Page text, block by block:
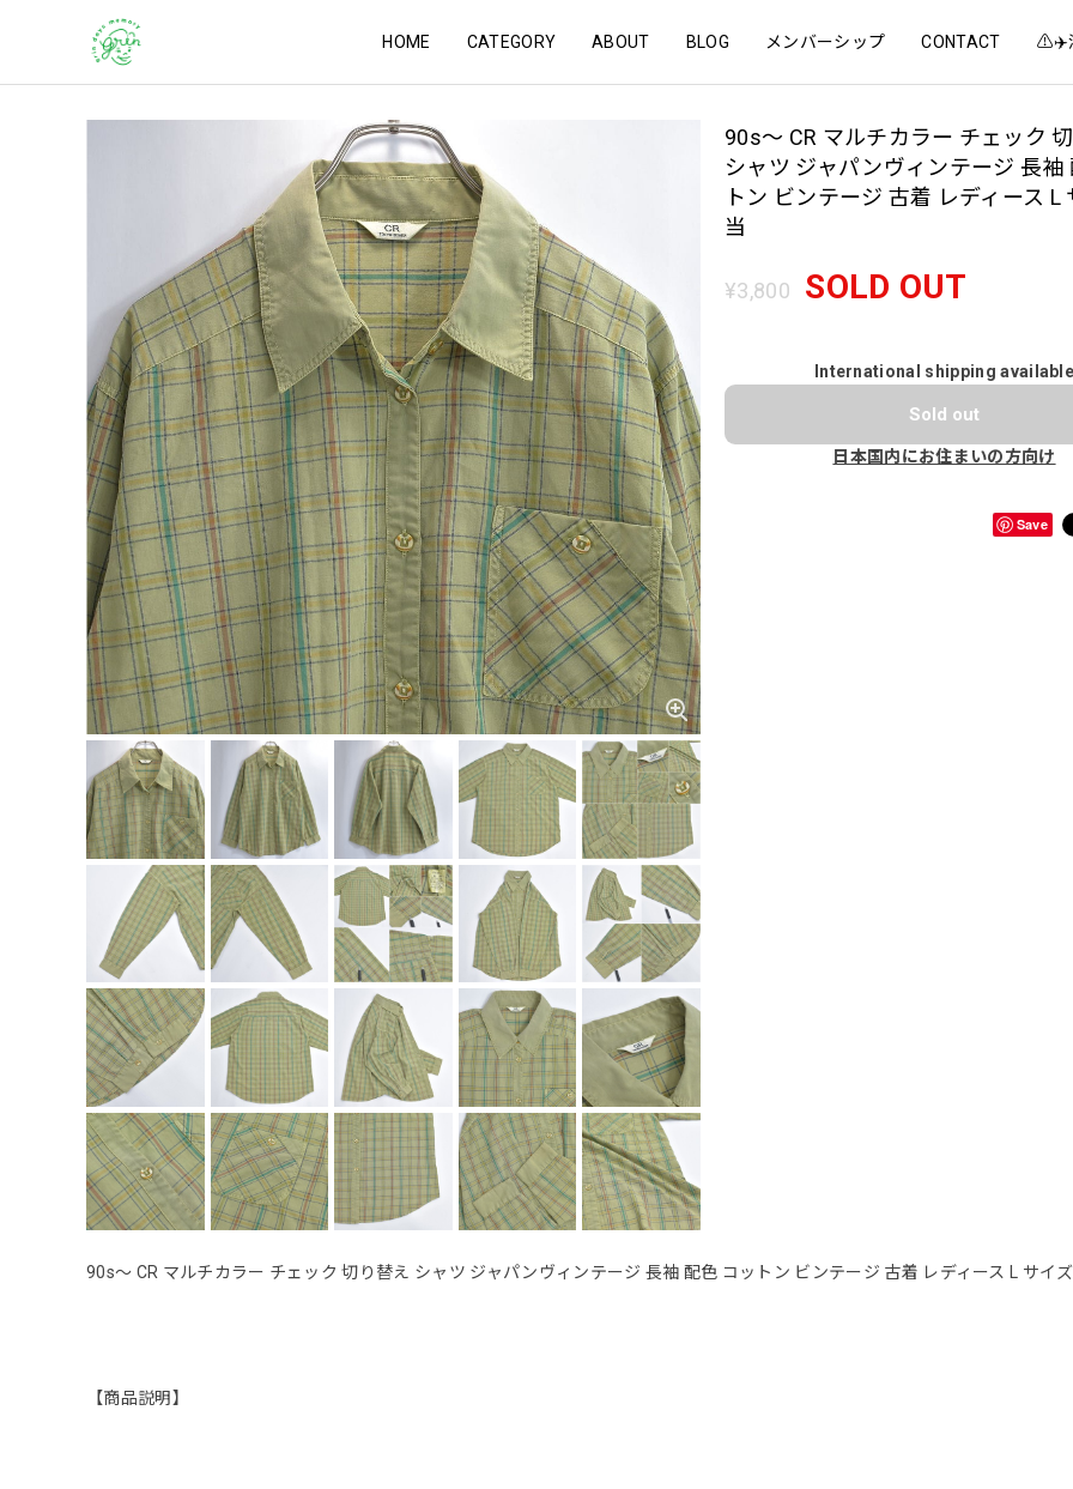
HOME CATEGORY ABOUT BLOG メンバーシップ CONTACT ⚠️✈️
90s～ CR マルチカラー チェック
シャツ ジャパンヴィンテージ 長袖
トン ビンテージ 古着 レディース L
当
¥3,800 SOLD OUT
International shipping
Sold out
日本国内にお住まいの方向け
Save
90s〜 CR マルチカラー チェック 切り替え シャツ ジャパンヴィンテージ 長袖 配色 コットン ビンテージ 古着 レディース L サイ
【商品説明】